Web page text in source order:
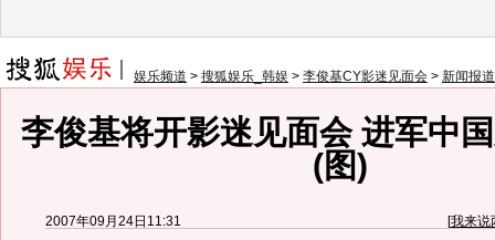
娱乐频道 > 搜狐娱乐_韩娱 > 李俊基CY影迷见面会 > 新闻报道
李俊基将开影迷见面会 进军中
(图)
2007年09月24日11:31 [我来说